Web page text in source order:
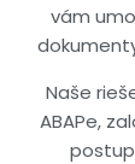
vám
Naše
ABAPe,